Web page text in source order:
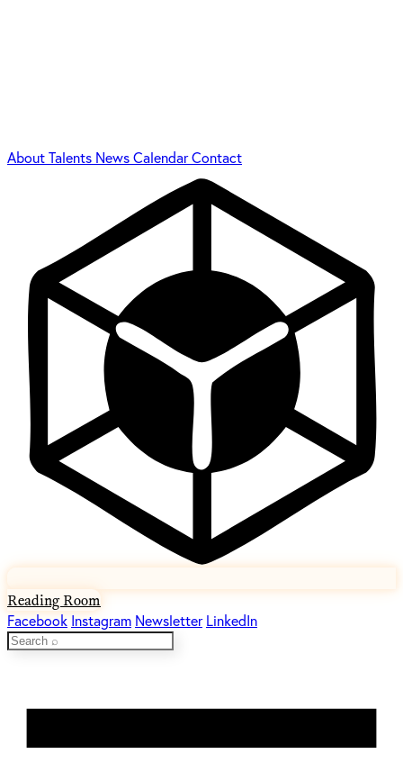
AboutTalents NewsCalendarContact
Reading Room
Facebook Instagram Newsletter LinkedIn